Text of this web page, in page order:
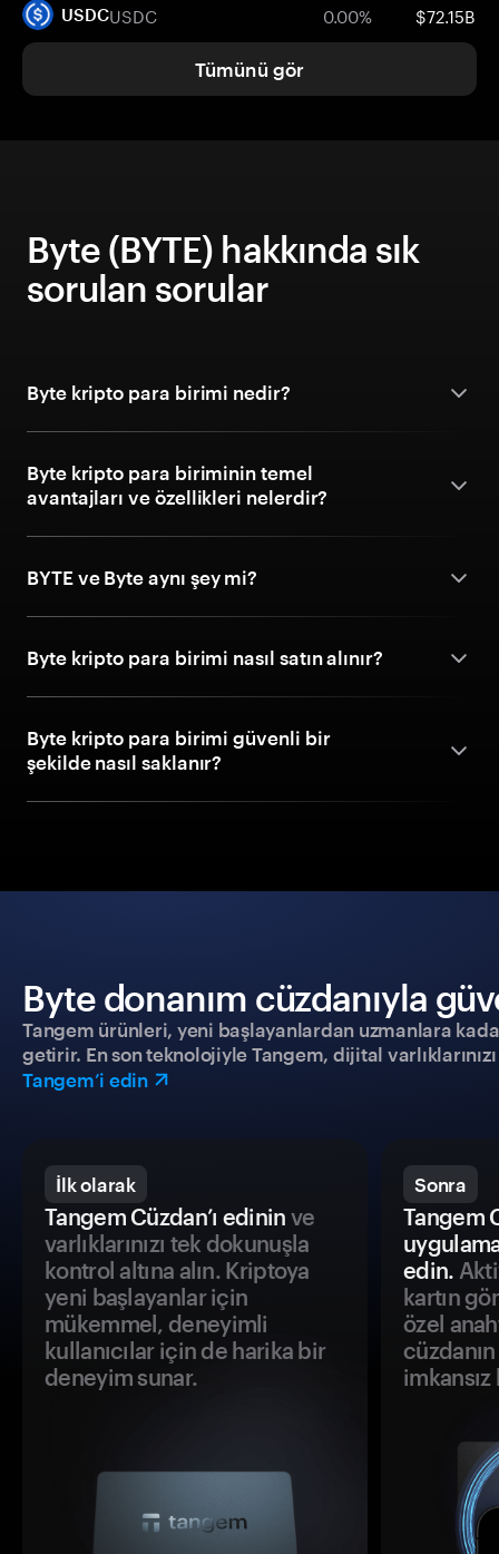
USDCUSDC 0.00% $72.15B
Tümünü gör
Byte (BYTE) hakkında sık
sorulan sorular
Byte kripto para birimi nedir?
Byte kripto para biriminin temel
avantajları ve özellikleri nelerdir?
BYTE ve Byte aynı şey mi?
Byte kripto para birimi nasıl satın alınır?
Byte kripto para birimi güvenli bir
şekilde nasıl saklanır?
Byte donanım cüzdanıyla
Tangem ürünleri, yeni başlayanlardan uzmanlara
getirir. En son teknolojiyle Tangem, dijital
Tangem’i edin
İlk olarak
Tangem Cüzdan’ı edinin ve
varlıklarınızı tek dokunuşla
kontrol altına alın. Kriptoya
yeni başlayanlar için
mükemmel, deneyimli
kullanıcılar için de harika bir
deneyim sunar.
Sonra
Tangem
edin.
kartın
özel